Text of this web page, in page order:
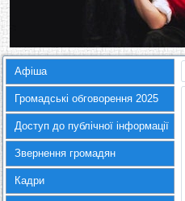
Афіша
Громадські обговорення 2025
Доступ до публічної інформації
Звернення громадян
Кадри